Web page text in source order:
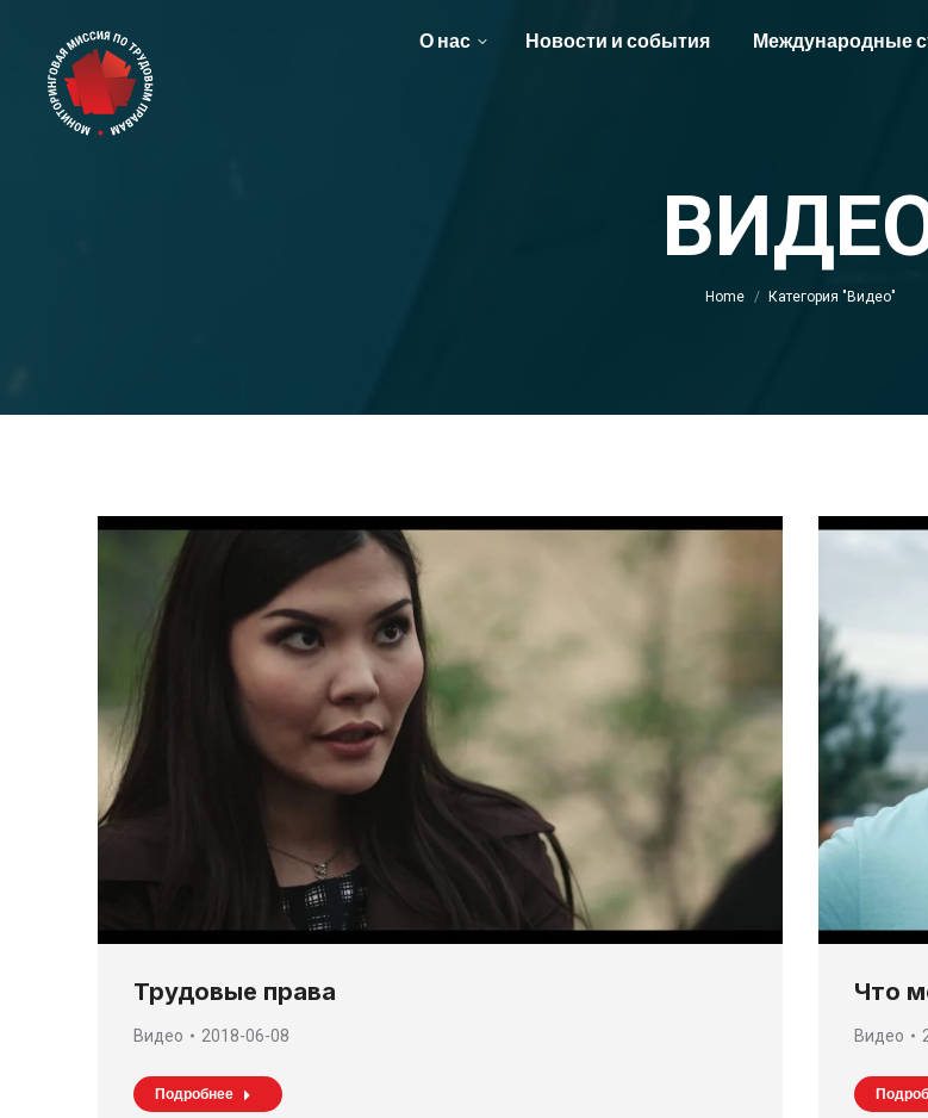
О нас Новости и события Международные
You are here:
Home Категория "Видео"
Трудовые права
Видео 2018-06-08
Подробнее
Что
Видео